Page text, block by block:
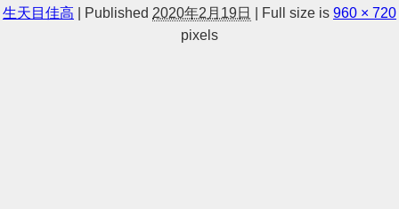
生天目佳高
Published 2020年2月19日 Full size is 960 × 720
pixels